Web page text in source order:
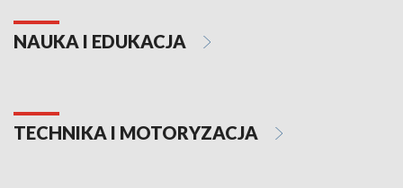
NAUKA I EDUKACJA
TECHNIKA I MOTORYZACJA